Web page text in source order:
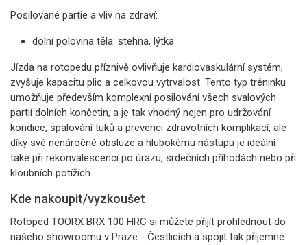
Posilované partie a vliv na zdraví:
dolní polovina těla: stehna, lýtka
Jízda na rotopedu příznivě ovlivňuje kardiovaskulární systém,
zvyšuje kapacitu plic a celkovou vytrvalost. Tento typ tréninku
umožňuje především komplexní posilování všech svalových
partií dolních končetin, a je tak vhodný nejen pro udržování
kondice, spalování tuků a prevenci zdravotních komplikací, ale
díky své nenáročné obsluze a hlubokému nástupu je ideální
také při rekonvalescenci po úrazu, srdečních příhodách nebo při
kloubních potížích.
Kde nakoupit/vyzkoušet
Rotoped TOORX BRX 100 HRC si můžete přijít prohlédnout do
našeho showroomu v Praze - Čestlicích a spojit tak příjemné